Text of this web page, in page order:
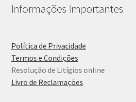
Informações Importantes
Política de Privacidade
Termos e Condições
Resolução de Litígios online
Livro de Reclamações